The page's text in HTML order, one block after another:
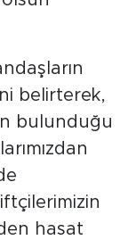
belirterek,
bulunduğu
hasat